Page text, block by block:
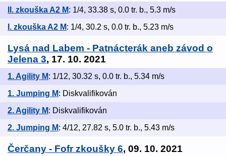
II. zkouška A2 M: 1/4, 33.38 s, 0.0 tr. b., 5.3 m/s
I. zkouška A2 M: 1/4, 30.2 s, 0.0 tr. b., 5.23 m/s
Lysá nad Labem - Patnácterák aneb závod o
Jelena 3, 17. 10. 2021
1. Agility M: 1/12, 30.32 s, 0.0 tr. b., 5.34 m/s
1. Jumping M: Diskvalifikován
2. Agility M: Diskvalifikován
2. Jumping M: 4/12, 27.82 s, 5.0 tr. b., 5.43 m/s
Čerčany - Fofr zkoušky 6, 09. 10. 2021